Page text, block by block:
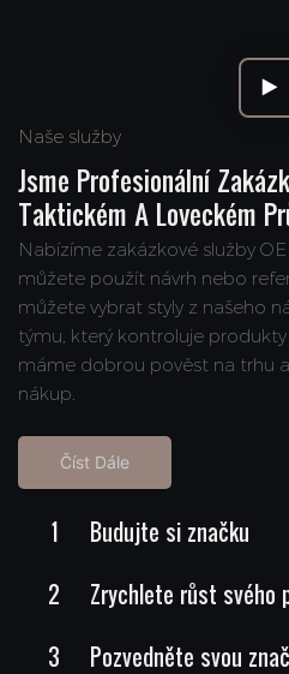
Naše služby
Jsme Profesionální
Taktickém A Loveckém
Nabízíme zakázkové služby
můžete použít návrh nebo
můžete vybrat styly z našeho
týmu, který kontroluje
máme dobrou pověst na trhu
nákup.
Číst Dále
1
Budujte si značku
2
Zrychlete růst svého
3
Pozvedněte svou